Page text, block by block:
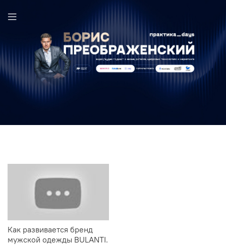
Как развивается бренд
мужской одежды BULANTI.